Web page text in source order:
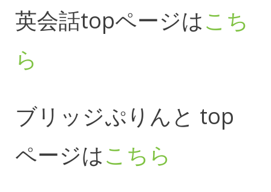
英会話topページはこち
ら
ブリッジぷりんと top
ページはこちら